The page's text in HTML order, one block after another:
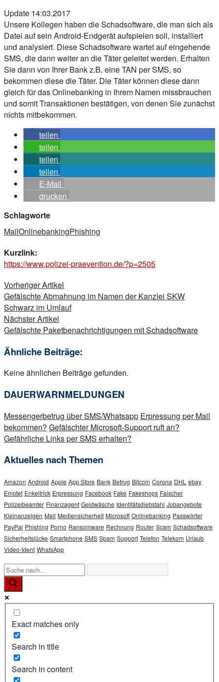
Update 14:03.2017
Unsere Kollegen haben die Schadsoftware, die man sich als
Datei auf sein Android-Endgerät aufspielen soll, installiert
und analysiert. Diese Schadsoftware wartet auf eingehende
SMS, die dann weiter an die Täter geleitet werden. Erhalten
Sie dann von Ihrer Bank z.B. eine TAN per SMS, so
bekommen diese die Täter. Die Täter können diese dann
gleich für das Onlinebanking in Ihrem Namen missbrauchen
und somit Transaktionen bestätigen, von denen Sie zunächst
nichts mitbekommen.
teilen
teilen
teilen
teilen
E-Mail
drucken
Schlagworte
MailOnlinebankingPhishing
Kurzlink:
https://www.polizei-praevention.de/?p=2505
Beitragsnavigation
Vorheriger Artikel
Gefälschte Abmahnung im Namen der Kanzlei SKW
Schwarz im Umlauf
Nächster Artikel
Gefälschte Paketbenachrichtigungen mit Schadsoftware
Ähnliche Beiträge:
Keine ähnlichen Beiträge gefunden.
DAUERWARNMELDUNGEN
Messengerbetrug über SMS/Whatsapp Erpressung per Mail
bekommen? Gefälschter Microsoft-Support ruft an?
Gefährliche Links per SMS erhalten?
Aktuelles nach Themen
Amazon Android Apple App Store Bank Betrug Bitcoin Corona DHL ebay
Emotet Enkeltrick Erpressung Facebook Fake Fakeshops Falscher
Polizeibeamter Finanzagent Geldwäsche Identitätsdiebstahl Jobangebote
Kleinanzeigen Mail Mediensicherheit Microsoft Onlinebanking Passwörter
PayPal Phishing Porno Ransomware Rechnung Router Scam Schadsoftware
Sicherheitslücke Smartphone SMS Spam Support Telefon Telekom Urlaub
Video-Ident WhatsApp
Exact matches only
Search in title
Search in content